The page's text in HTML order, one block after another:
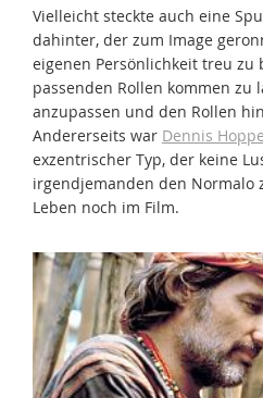
Vielleicht steckte auch eine
dahinter, der zum Image
eigenen Persönlichkeit treu zu
passenden Rollen kommen zu
anzupassen und den Rollen
Andererseits war Dennis
exzentrischer Typ, der keine
irgendjemanden den Normalo
Leben noch im Film.